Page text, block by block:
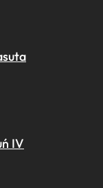
IV